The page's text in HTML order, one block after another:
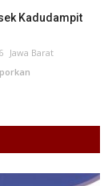
Kadudampit
Jawa Barat